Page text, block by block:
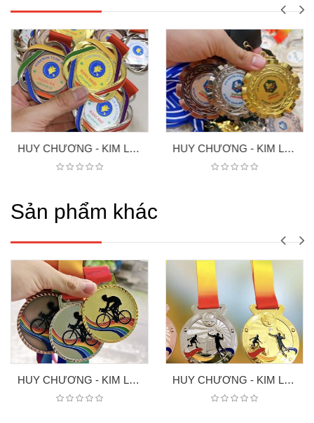
HUY CHƯƠNG - KIM LOẠI HUY CHƯƠNG - KIM LOẠI 1
Sản phẩm khác
HUY CHƯƠNG - KIM LOAI XE ĐẠP HUY CHƯƠNG - KIM LOAI 7